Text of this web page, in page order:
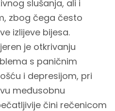
slušanja, ali i
zbog čega često
izlijeve bijesa.
je otkrivanju
s paničnim
i depresijom, pri
međusobnu
čini rečenicom